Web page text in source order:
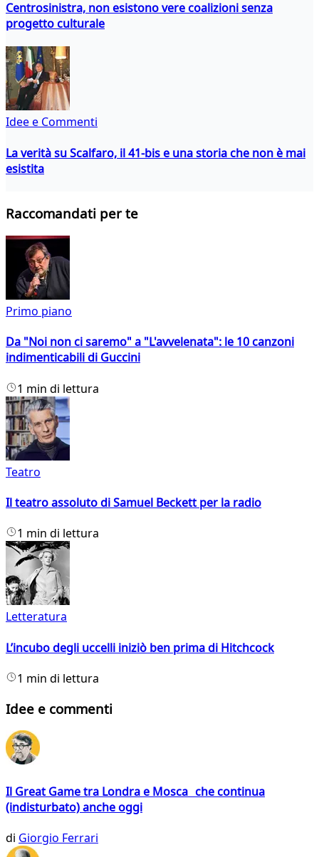
Centrosinistra, non esistono vere coalizioni senza
progetto culturale
Idee e Commenti
La verità su Scalfaro, il 41-bis e una storia che non è mai
esistita
Raccomandati per te
Primo piano
Da "Noi non ci saremo" a "L'avvelenata": le 10 canzoni
indimenticabili di Guccini
1 min di lettura
Teatro
Il teatro assoluto di Samuel Beckett per la radio
1 min di lettura
Letteratura
L’incubo degli uccelli iniziò ben prima di Hitchcock
1 min di lettura
Idee e commenti
Il Great Game tra Londra e Mosca che continua
(indisturbato) anche oggi
di Giorgio Ferrari